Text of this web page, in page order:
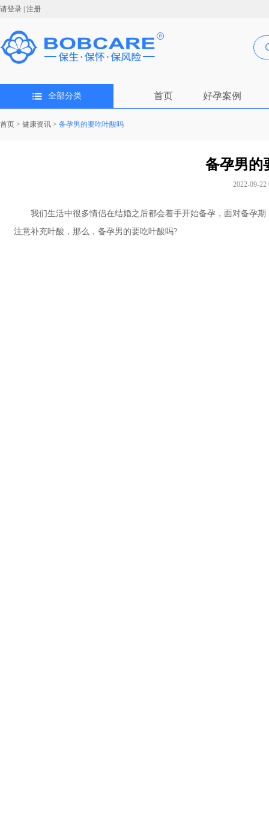
请登录 | 注册
全部分类 首页 好孕案例
首页 > 健康资讯 > 备孕男的要吃叶酸吗
备孕男的
2022-09-22
我们生活中很多情侣在结婚之后都会着手开始备孕，面对备孕期
注意补充叶酸，那么，备孕男的要吃叶酸吗?